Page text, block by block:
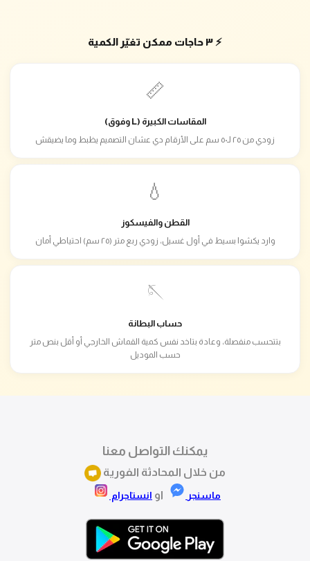
⚡ ٣ حاجات ممكن تغيّر الكمية
📏
المقاسات الكبيرة (L وفوق)
زودي من ٢٥ لـ٥٠ سم على الأرقام دي عشان التصميم يظبط وما يضيقش
💧
القطن والفيسكوز
وارد يكشوا بسيط في أول غسيل، زودي ربع متر (٢٥ سم) احتياطي أمان
🪡
حساب البطانة
بتتحسب منفصلة، وعادة بتاخد نفس كمية القماش الخارجي أو أقل بنص متر
حسب الموديل
يمكنك التواصل معنا
من خلال المحادثة الفورية
ماسنجر او انستاجرام